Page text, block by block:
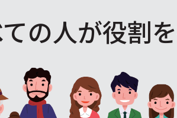
の人が役割を